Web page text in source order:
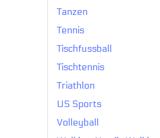
Tanzen
Tennis
Tischfussball
Tischtennis
Triathlon
US Sports
Volleyball